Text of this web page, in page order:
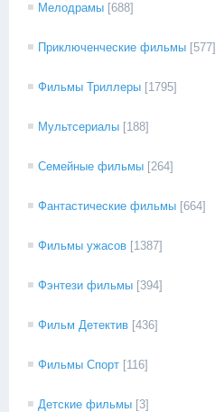
Мелодрамы [688]
Приключенческие фильмы [577]
Фильмы Триллеры [1795]
Мультсериалы [188]
Семейные фильмы [264]
Фантастические фильмы [664]
Фильмы ужасов [1387]
Фэнтези фильмы [394]
Фильм Детектив [436]
Фильмы Спорт [116]
Детские фильмы [3]